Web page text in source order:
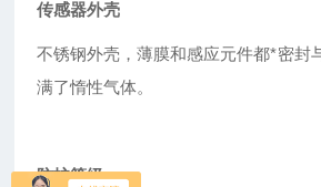
传感器外壳
不锈钢外壳，薄膜和感应元件都*密封
满了惰性气体。
防护等级